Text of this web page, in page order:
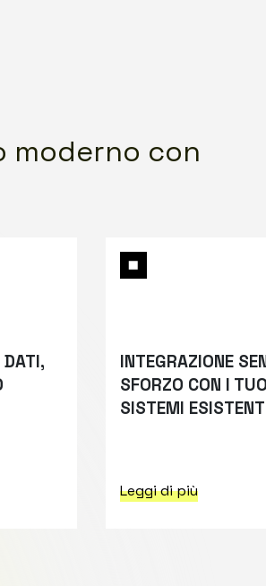
moderno con
DATI,
INTEGRAZIONE
SFORZO CON I
SISTEMI
Leggi di più